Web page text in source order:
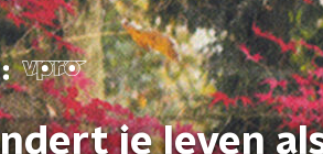
je leven